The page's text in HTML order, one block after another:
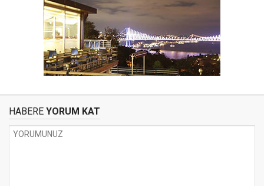
HABERE YORUM KAT